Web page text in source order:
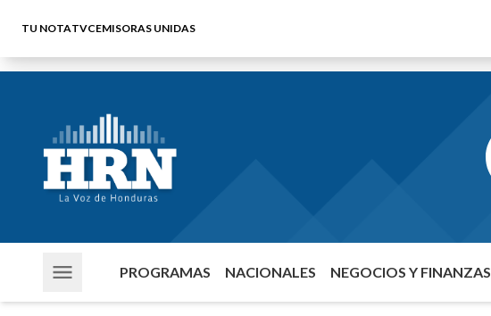
TU NOTATVCEMISORAS UNIDAS
PROGRAMAS NACIONALES NEGOCIOS Y FINANZAS